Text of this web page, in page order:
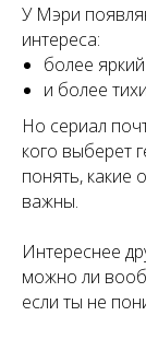
У Мэри
интереса:
более
и более
Но сериал
кого выберет
понять, какие
важны.
Интереснее
можно ли
если ты не